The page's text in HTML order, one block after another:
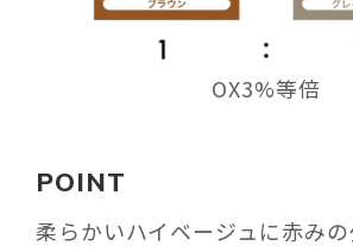
OX3%等倍
POINT
柔らかいハイベージュに赤み